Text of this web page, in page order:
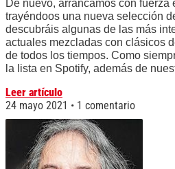
De nuevo, arrancamos con fuerza
trayéndoos una nueva selección
descubráis algunas de las más
actuales mezcladas con clásicos
de todos los tiempos. Como
la lista en Spotify, además de
Leer artículo
24 mayo 2021
1 comentario